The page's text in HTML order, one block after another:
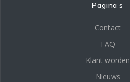
Pagina’s
Contact
FAQ
Klant worden
Nieuws